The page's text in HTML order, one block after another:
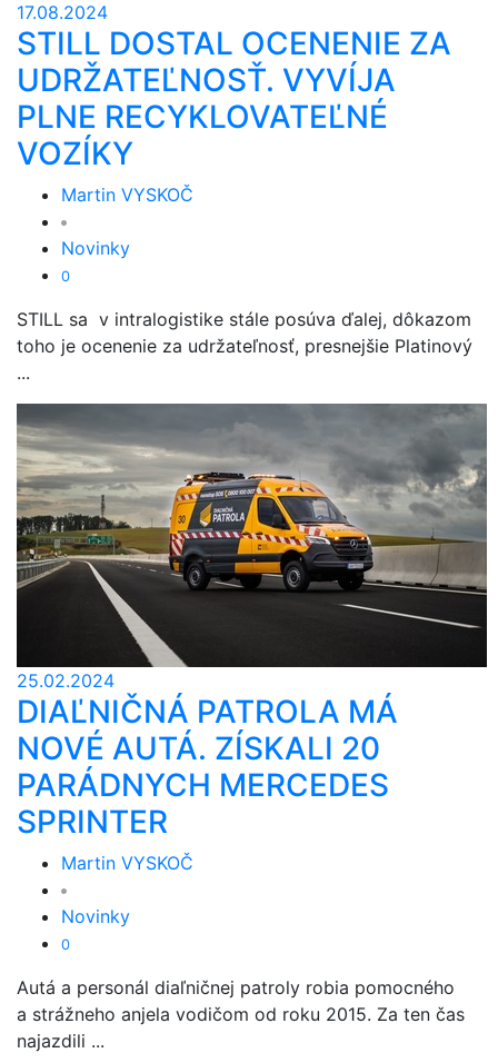
17.08.2024
STILL DOSTAL OCENENIE ZA
UDRŽATEĽNOSŤ. VYVÍJA
PLNE RECYKLOVATEĽNÉ
VOZÍKY
Martin VYSKOČ
Novinky
0
STILL sa v intralogistike stále posúva ďalej, dôkazom
toho je ocenenie za udržateľnosť, presnejšie Platinový
...
25.02.2024
DIAĽNIČNÁ PATROLA MÁ
NOVÉ AUTÁ. ZÍSKALI 20
PARÁDNYCH MERCEDES
SPRINTER
Martin VYSKOČ
Novinky
0
Autá a personál diaľničnej patroly robia pomocného
a strážneho anjela vodičom od roku 2015. Za ten čas
najazdili ...